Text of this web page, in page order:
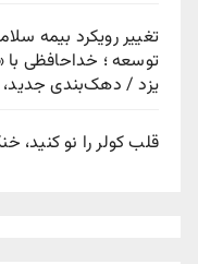
تغییر رویکرد بیمه
توسعه ؛ خداحافظی با
یزد / دهک‌بندی جدید،
قلب کولر را نو کنید،